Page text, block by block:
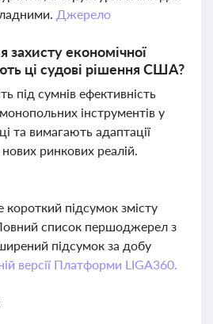
Джерело
захисту економічної
ці судові рішення США?
під сумнів ефективність
інструментів у
та вимагають адаптації
ринкових реалій.
підсумок змісту
список першоджерел з
підсумок за добу
версії Платформи LIGA360.